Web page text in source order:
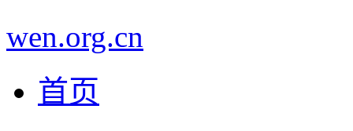
wen.org.cn
首页